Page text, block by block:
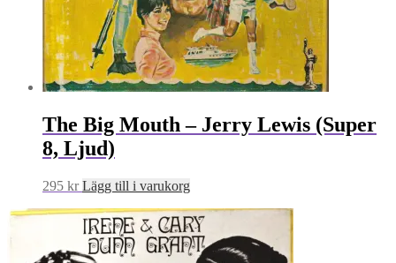
The Big Mouth – Jerry Lewis (Super
8, Ljud)
295 kr Lägg till i varukorg